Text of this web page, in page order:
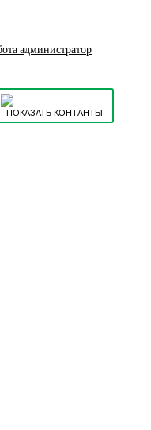
администратор
ПОКАЗАТЬ КОНТАНТЫ